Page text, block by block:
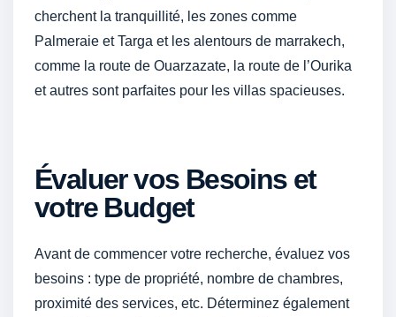
cherchent la tranquillité, les zones comme
Palmeraie et Targa et les alentours de marrakech,
comme la route de Ouarzazate, la route de l’Ourika
et autres sont parfaites pour les villas spacieuses.
Évaluer vos Besoins et
votre Budget
Avant de commencer votre recherche, évaluez vos
besoins : type de propriété, nombre de chambres,
proximité des services, etc. Déterminez également